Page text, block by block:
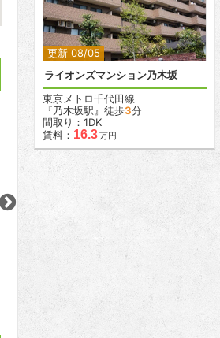
更新 07/31
ガーラ・リバーサイド目黒
『不動前駅』徒歩
賃料：
万円
更新 08/05
東急田園都市線
『池尻大橋駅』徒
賃料：
32.0
更新 08/05
ライオンズマンション乃木坂
東京メトロ千代田線
『乃木坂駅』徒歩3分
間取り：1DK
賃料： 16.3万円